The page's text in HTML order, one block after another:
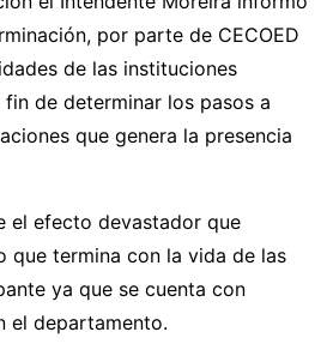
por parte de CECOED
de las instituciones
de determinar los pasos a
que genera la presencia
el efecto devastador que
que termina con la vida de las
ya que se cuenta con
el departamento.